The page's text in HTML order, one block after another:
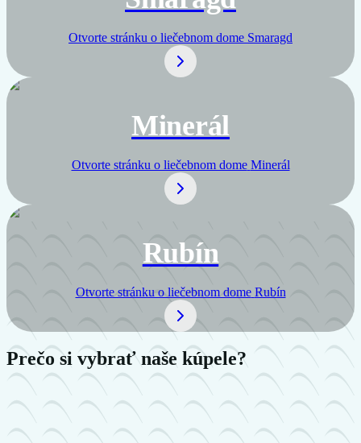
Otvorte stránku o liečebnom dome Smaragd
Minerál
Otvorte stránku o liečebnom dome Minerál
Rubín
Otvorte stránku o liečebnom dome Rubín
Prečo si vybrať naše kúpele?